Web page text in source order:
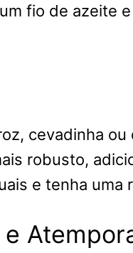
fio de azeite
cevadinha
robusto,
e tenha uma